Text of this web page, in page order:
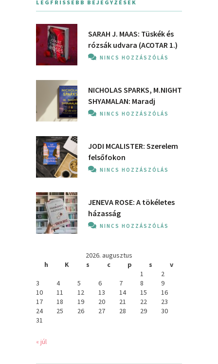
LEGFRISSEBB BEJEGYZÉSEK
SARAH J. MAAS: Tüskék és
rózsák udvara (ACOTAR 1.)
NINCS HOZZÁSZÓLÁS
NICHOLAS SPARKS, M.NIGHT
SHYAMALAN: Maradj
NINCS HOZZÁSZÓLÁS
JODI MCALISTER: Szerelem
felsőfokon
NINCS HOZZÁSZÓLÁS
JENEVA ROSE: A ​tökéletes
házasság
NINCS HOZZÁSZÓLÁS
2026. augusztus
h
K s c p s
v
1
2
3
4 5 6 7 8
9
10
11 12 13 14 15
16
17
18 19 20 21 22
23
24
25 26 27 28 29
30
31
« júl